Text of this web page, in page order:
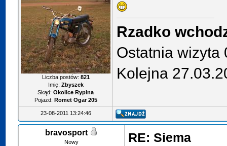
Liczba postów: 821
Imię: Zbyszek
Skąd: Okolice Rypina
Pojazd: Romet Ogar 205
Rzadko
Ostatnia wizyta
Kolejna
23-08-2011 13:24:46
bravosport
Nowy RE: Siema